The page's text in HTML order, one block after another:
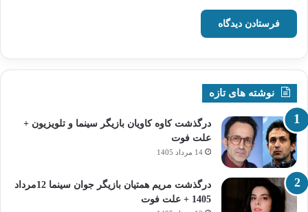
نوشته های تازه
درگذشت کاوه کاویان بازیگر سینما و تلویزیون +
علت فوت
14 مرداد 1405
درگذشت مریم همتیان بازیگر جوان سینما 12مرداد
1405 + علت فوت